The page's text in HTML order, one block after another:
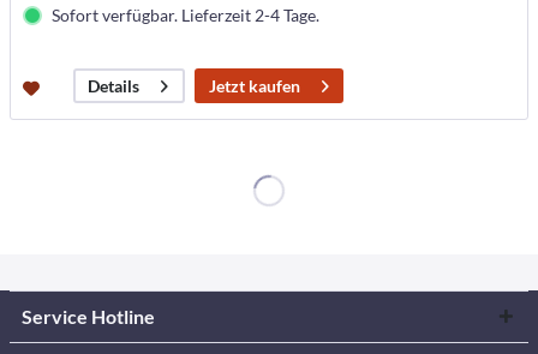
Sofort verfügbar. Lieferzeit 2-4 Tage.
Details Jetzt kaufen
Service Hotline